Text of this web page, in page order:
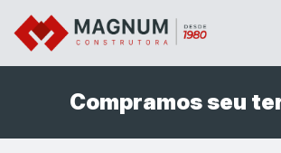
Menu
Compramos seu